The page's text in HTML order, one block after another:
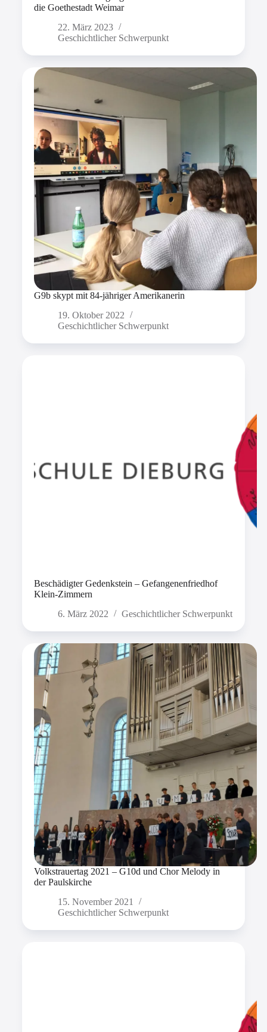
die Goethestadt Weimar
22. März 2023
Geschichtlicher Schwerpunkt
G9b skypt mit 84-jähriger Amerikanerin
19. Oktober 2022
Geschichtlicher Schwerpunkt
Beschädigter Gedenkstein – Gefangenenfriedhof
Klein-Zimmern
6. März 2022
Geschichtlicher Schwerpunkt
Volkstrauertag 2021 – G10d und Chor Melody in
der Paulskirche
15. November 2021
Geschichtlicher Schwerpunkt